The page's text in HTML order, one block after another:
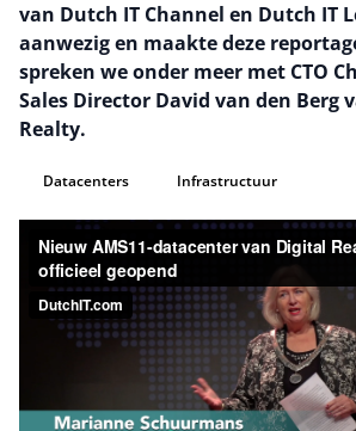
van Dutch IT Channel en Dutch IT
aanwezig en maakte deze
spreken we onder meer met CTO
Sales Director David van den Berg
Realty.
Datacenters Infrastructuur